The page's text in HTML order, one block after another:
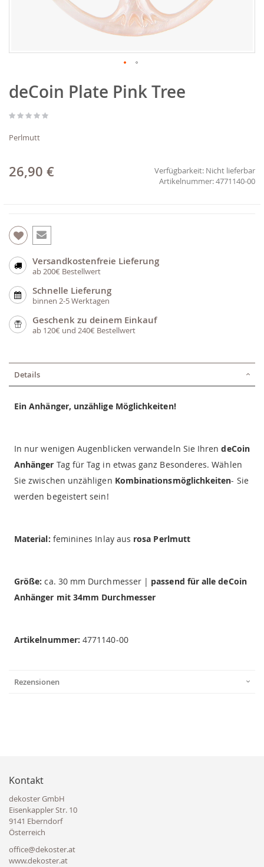
Anfang
der
springen
deCoin Plate Pink Tree
Perlmutt
26,90 € Verfügbarkeit: Nicht lieferbar
4771140-00
Versandkostenfreie Lieferung
ab 200€ Bestellwert
Schnelle Lieferung
binnen 2-5 Werktagen
Geschenk zu deinem Einkauf
ab 120€ und 240€ Bestellwert
Details
Ein Anhänger, unzählige Möglichkeiten!
In nur wenigen Augenblicken verwandeln Sie IhrendeCoin
Anhänger Tag für Tag in etwas ganz Besonderes. Wählen
Sie zwischen unzähligen Kombinationsmöglichkeiten- Sie
werden begeistert sein!
Material: feminines Inlay aus rosa Perlmutt
Größe: ca. 30 mm Durchmesser | passend für alle deCoin
Anhänger mit 34mm Durchmesser
Artikelnummer:4771140-00
Rezensionen
Kontakt
dekoster GmbH
Eisenkappler Str. 10
9141 Eberndorf
Österreich
office@dekoster.at
www.dekoster.at